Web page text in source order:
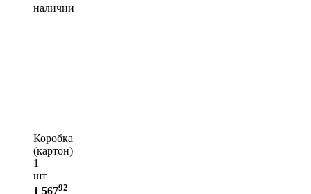
наличии
Коробка
(картон)
1
шт —
1 56792